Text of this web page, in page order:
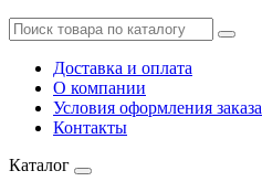
Доставка и оплата
О компании
Условия оформления заказа
Контакты
Каталог